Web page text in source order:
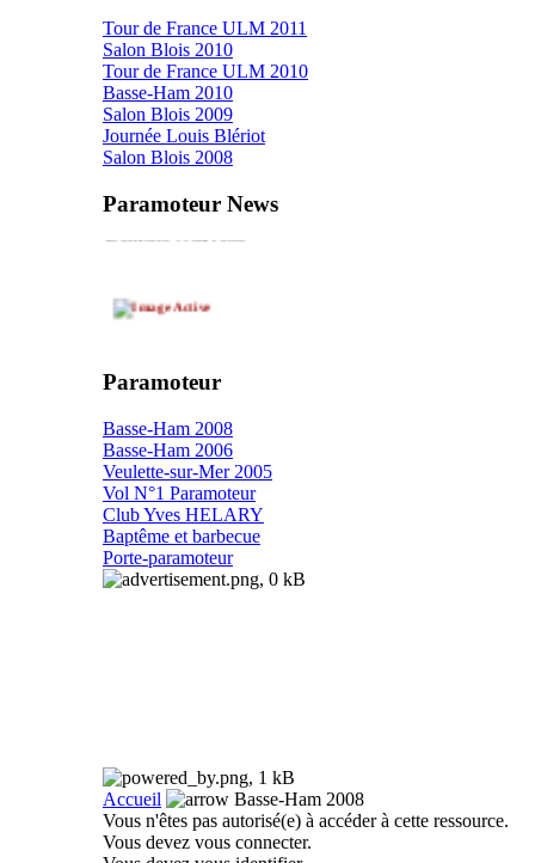
Tour de France ULM 2011
Salon Blois 2010
Tour de France ULM 2010
Basse-Ham 2010
Salon Blois 2009
Journée Louis Blériot
Salon Blois 2008
Paramoteur News
paramoteur
l'ULM idéal pour
la photo et la vidéo
aérienne
Paramoteur
Basse-Ham 2008
Basse-Ham 2006
Veulette-sur-Mer 2005
Vol N°1 Paramoteur
Club Yves HELARY
Baptême et barbecue
Porte-paramoteur
Accueil
Basse-Ham 2008
Vous n'êtes pas autorisé(e) à accéder à cette ressource.
Vous devez vous connecter.